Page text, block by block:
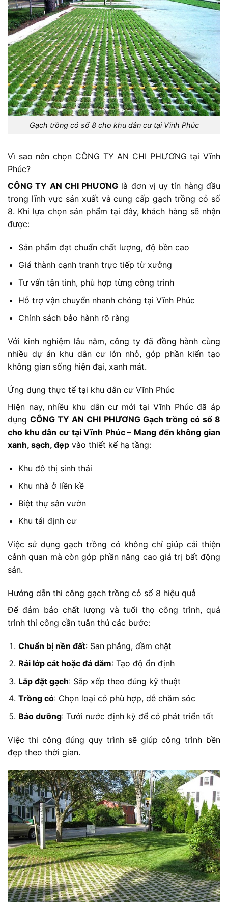
Gạch trồng cỏ số 8 cho khu dân cư tại Vĩnh Phúc
Vì sao nên chọn CÔNG TY AN CHI PHƯƠNG tại Vĩnh
Phúc?
CÔNG TY AN CHI PHƯƠNG là đơn vị uy tín hàng đầu
trong lĩnh vực sản xuất và cung cấp gạch trồng cỏ số
8. Khi lựa chọn sản phẩm tại đây, khách hàng sẽ nhận
được:
Sản phẩm đạt chuẩn chất lượng, độ bền cao
Giá thành cạnh tranh trực tiếp từ xưởng
Tư vấn tận tình, phù hợp từng công trình
Hỗ trợ vận chuyển nhanh chóng tại Vĩnh Phúc
Chính sách bảo hành rõ ràng
Với kinh nghiệm lâu năm, công ty đã đồng hành cùng
nhiều dự án khu dân cư lớn nhỏ, góp phần kiến tạo
không gian sống hiện đại, xanh mát.
Ứng dụng thực tế tại khu dân cư Vĩnh Phúc
Hiện nay, nhiều khu dân cư mới tại Vĩnh Phúc đã áp
dụngCÔNG TY AN CHI PHƯƠNG Gạch trồng cỏ số 8
cho khu dân cư tại Vĩnh Phúc – Mang đến không gian
xanh, sạch, đẹp vào thiết kế hạ tầng:
Khu đô thị sinh thái
Khu nhà ở liền kề
Biệt thự sân vườn
Khu tái định cư
Việc sử dụng gạch trồng cỏ không chỉ giúp cải thiện
cảnh quan mà còn góp phần nâng cao giá trị bất động
sản.
Hướng dẫn thi công gạch trồng cỏ số 8 hiệu quả
Để đảm bảo chất lượng và tuổi thọ công trình, quá
trình thi công cần tuân thủ các bước:
Chuẩn bị nền đất: San phẳng, đầm chặt
Rải lớp cát hoặc đá dăm: Tạo độ ổn định
Lắp đặt gạch: Sắp xếp theo đúng kỹ thuật
Trồng cỏ: Chọn loại cỏ phù hợp, dễ chăm sóc
Bảo dưỡng: Tưới nước định kỳ để cỏ phát triển tốt
Việc thi công đúng quy trình sẽ giúp công trình bền
đẹp theo thời gian.